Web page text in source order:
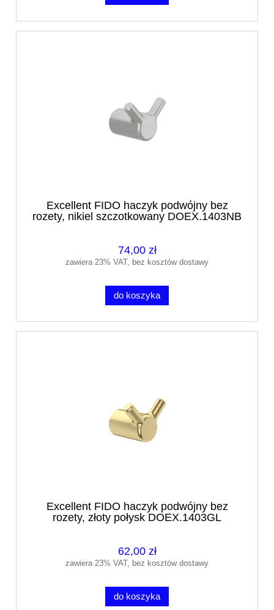
Excellent FIDO haczyk podwójny bez
rozety, nikiel szczotkowany DOEX.1403NB
74,00 zł
zawiera 23% VAT, bez kosztów dostawy
do koszyka
Excellent FIDO haczyk podwójny bez
rozety, złoty połysk DOEX.1403GL
62,00 zł
zawiera 23% VAT, bez kosztów dostawy
do koszyka